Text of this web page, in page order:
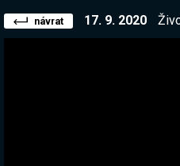
návrat 17. 9. 2020 Život